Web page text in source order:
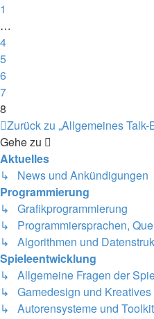
1
…
4
5
6
7
8
Zurück zu „Allgemeines Talk-
Gehe zu
Aktuelles
↳ News und Ankündigungen
Programmierung
↳ Grafikprogrammierung
↳ Programmiersprachen,
↳ Algorithmen und
Spieleentwicklung
↳ Allgemeine Fragen der
↳ Gamedesign und Kreatives
↳ Autorensysteme und